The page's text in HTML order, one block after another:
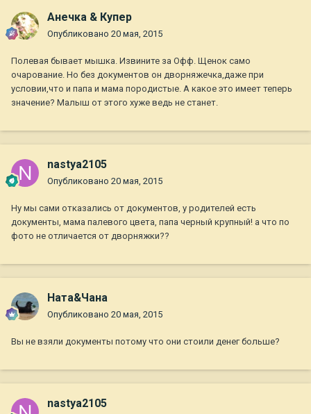
Анечка & Купер
Опубликовано 20 мая, 2015
Полевая бывает мышка. Извините за Офф. Щенок само
очарование. Но без документов он дворняжечка,даже при
условии,что и папа и мама породистые. А какое это имеет теперь
значение? Малыш от этого хуже ведь не станет.
nastya2105
Опубликовано 20 мая, 2015
Ну мы сами отказались от документов, у родителей есть
документы, мама палевого цвета, папа черный крупный! а что по
фото не отличается от дворняжки??
Ната&Чана
Опубликовано 20 мая, 2015
Вы не взяли документы потому что они стоили денег больше?
nastya2105